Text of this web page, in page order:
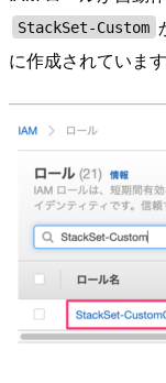
StackSet-Custom
に作成されています